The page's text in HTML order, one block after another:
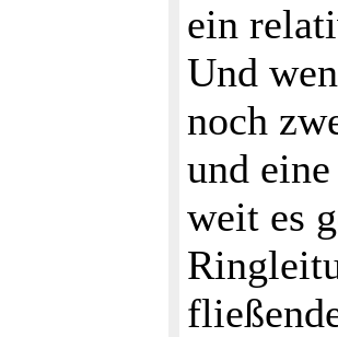
ein
Und
noch
und
weit es